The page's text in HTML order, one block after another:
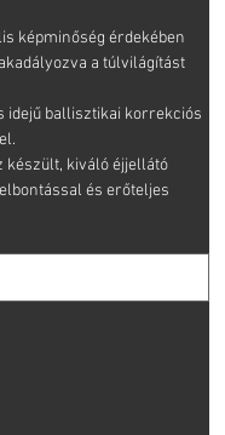
képminőség érdekében
a túlvilágítást
idejű ballisztikai korrekciós
készült, kiváló éjjellátó
és erőteljes